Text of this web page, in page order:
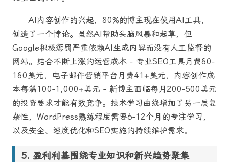
AI内容创作的兴起，80%的博主现在使用AI工具，
创造了一个悖论。虽然AI帮助头脑风暴和起草，但
Google积极惩罚严重依赖AI生成内容而没有人工监督的
网站。结合不断上涨的运营成本 - 专业SEO工具月费80-
180美元，电子邮件营销平台月费41+美元，内容创作成
本每篇100-1,000+美元 - 新博主面临每月200-500美元
的投资要求才能有效竞争。技术学习曲线增加了另一层复
杂性，WordPress熟练程度需要6-12个月的专注学习，
以及安全、速度优化和SEO实施的持续维护需求。
盈利利基围绕专业知识和新兴趋势聚集